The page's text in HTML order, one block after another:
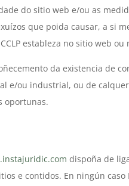
do sitio web e/ou as
que poida causar, a si
estableza no sitio web
da existencia de
e/ou industrial, ou de
oportunas.
dispoña de
e contidos. En ningún caso